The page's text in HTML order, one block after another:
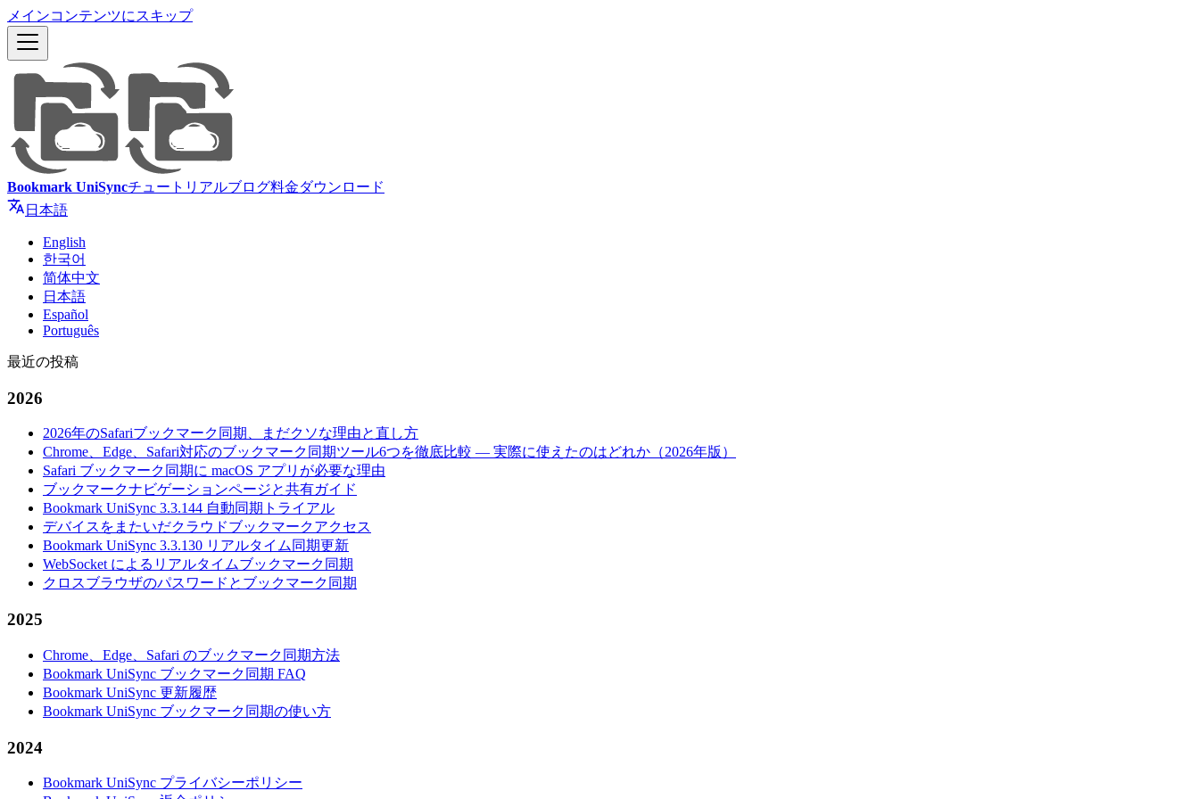
メインコンテンツにスキップ
Bookmark UniSyncチュートリアルブログ料金ダウンロード
日本語
English
한국어
简体中文
日本語
Español
Português
最近の投稿
2026
2026年のSafariブックマーク同期、まだクソな理由と直し方
Chrome、Edge、Safari対応のブックマーク同期ツール6つを徹底比較 — 実際に使えたのはどれか（2026年版）
Safari ブックマーク同期に macOS アプリが必要な理由
ブックマークナビゲーションページと共有ガイド
Bookmark UniSync 3.3.144 自動同期トライアル
デバイスをまたいだクラウドブックマークアクセス
Bookmark UniSync 3.3.130 リアルタイム同期更新
WebSocket によるリアルタイムブックマーク同期
クロスブラウザのパスワードとブックマーク同期
2025
Chrome、Edge、Safari のブックマーク同期方法
Bookmark UniSync ブックマーク同期 FAQ
Bookmark UniSync 更新履歴
Bookmark UniSync ブックマーク同期の使い方
2024
Bookmark UniSync プライバシーポリシー